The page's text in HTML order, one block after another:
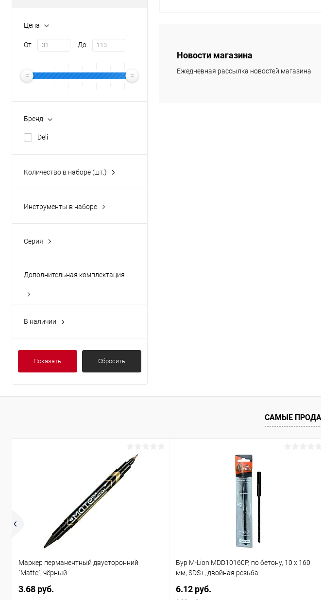
Цена
От До
Бренд
Deli
Количество в наборе (шт.)
Инструменты в наборе
Показать ещё 1
Серия
Дополнительная комплектация
пульверизатор
стяжка для подвязки
щетка
В наличии
Показать Сбросить
Купить в 1
клик
К сравнению
клик
Новости магазина
Ежедневная рассылка новостей магазина.
САМЫЕ
Маркер перманентный двусторонний
"Matte", чёрный
3.68 руб.
Бур M-Lion MDD10160P, по бетону, 10 х 160
мм, SDS+, двойная резьба
6.12 руб.